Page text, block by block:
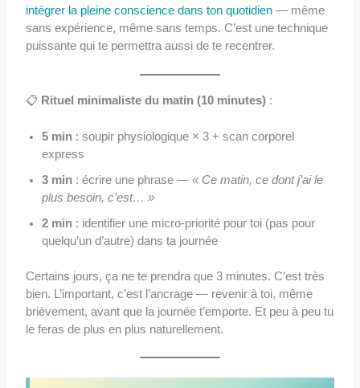
intégrer la pleine conscience dans ton quotidien— même
sans expérience, même sans temps. C’est une technique
puissante qui te permettra aussi de te recentrer.
📋 Rituel minimaliste du matin (10 minutes):
5 min: soupir physiologique × 3 + scan corporel
express
3 min: écrire une phrase — « Ce matin, ce dont j’ai le
plus besoin, c’est… »
2 min: identifier une micro-priorité pour toi (pas pour
quelqu’un d’autre) dans ta journée
Certains jours, ça ne te prendra que 3 minutes. C’est très
bien. L’important, c’est l’ancrage — revenir à toi, même
brièvement, avant que la journée t’emporte. Et peu à peu tu
le feras de plus en plus naturellement.